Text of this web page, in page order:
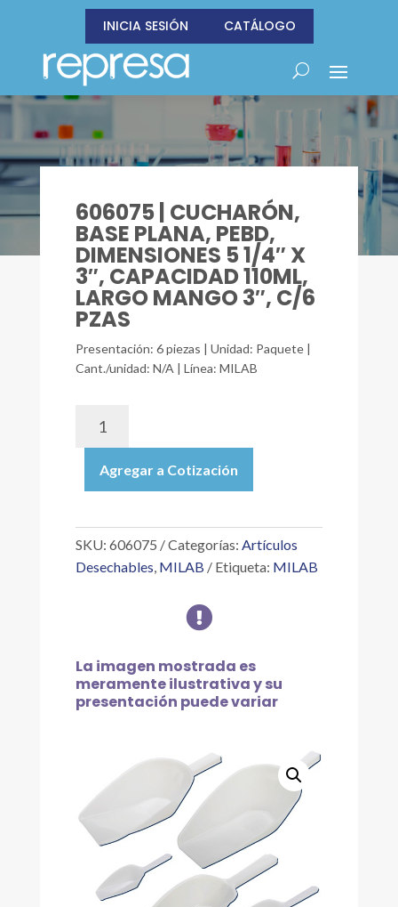
INICIA SESIÓN CATÁLOGO
606075 | CUCHARÓN,
BASE PLANA, PEBD,
DIMENSIONES 5 1/4″ X
3″, CAPACIDAD 110ML,
LARGO MANGO 3″, C/6
PZAS
Presentación: 6 piezas | Unidad: Paquete |
Cant./unidad: N/A | Línea: MILAB
BASE
PLANA,
DIMENSIONES
1/4"
110ML,
LARGO
MANGO
cantidad
Agregar a Cotización
SKU: 606075 Categorías: Artículos
Desechables, MILAB Etiqueta: MILAB

La imagen mostrada es
meramente ilustrativa y su
presentación puede variar